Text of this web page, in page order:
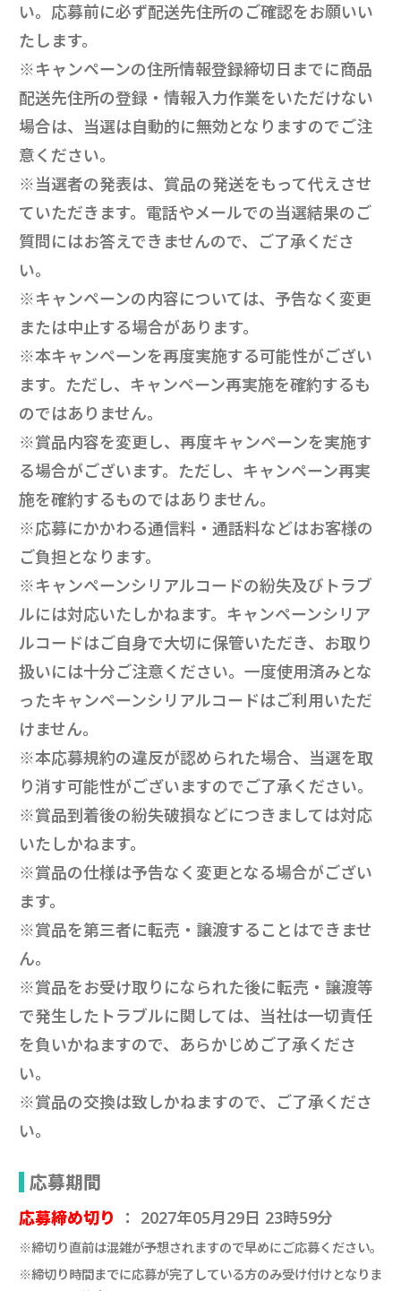
い。応募前に必ず配送先住所のご確認をお願いい
たします。
※キャンペーンの住所情報登録締切日までに商品
配送先住所の登録・情報入力作業をいただけない
場合は、当選は自動的に無効となりますのでご注
意ください。
※当選者の発表は、賞品の発送をもって代えさせ
ていただきます。電話やメールでの当選結果のご
質問にはお答えできませんので、ご了承くださ
い。
※キャンペーンの内容については、予告なく変更
または中止する場合があります。
※本キャンペーンを再度実施する可能性がござい
ます。ただし、キャンペーン再実施を確約するも
のではありません。
※賞品内容を変更し、再度キャンペーンを実施す
る場合がございます。ただし、キャンペーン再実
施を確約するものではありません。
※応募にかかわる通信料・通話料などはお客様の
ご負担となります。
※キャンペーンシリアルコードの紛失及びトラブ
ルには対応いたしかねます。キャンペーンシリア
ルコードはご自身で大切に保管いただき、お取り
扱いには十分ご注意ください。一度使用済みとな
ったキャンペーンシリアルコードはご利用いただ
けません。
※本応募規約の違反が認められた場合、当選を取
り消す可能性がございますのでご了承ください。
※賞品到着後の紛失破損などにつきましては対応
いたしかねます。
※賞品の仕様は予告なく変更となる場合がござい
ます。
※賞品を第三者に転売・譲渡することはできませ
ん。
※賞品をお受け取りになられた後に転売・譲渡等
で発生したトラブルに関しては、当社は一切責任
を負いかねますので、あらかじめご了承くださ
い。
※賞品の交換は致しかねますので、ご了承くださ
い。
応募期間
応募締め切り ： 2027年05月29日 23時59分
※締切り直前は混雑が予想されますので早めにご応募ください。
※締切り時間までに応募が完了している方のみ受け付けとなりま